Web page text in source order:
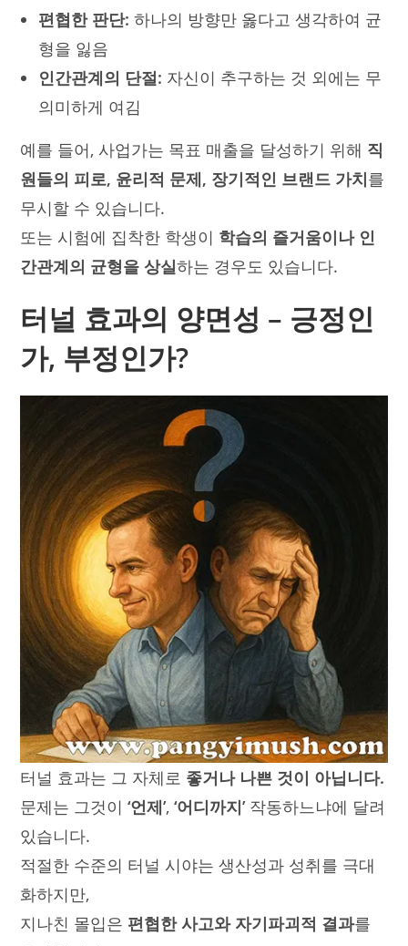
편협한 판단: 하나의 방향만 옳다고 생각하여 균
형을 잃음
인간관계의 단절: 자신이 추구하는 것 외에는 무
의미하게 여김
예를 들어, 사업가는 목표 매출을 달성하기 위해 직
원들의 피로, 윤리적 문제, 장기적인 브랜드 가치를
무시할 수 있습니다.
또는 시험에 집착한 학생이 학습의 즐거움이나 인
간관계의 균형을 상실하는 경우도 있습니다.
터널 효과의 양면성 – 긍정인
가, 부정인가?
터널 효과는 그 자체로 좋거나 나쁜 것이 아닙니다.
문제는 그것이‘언제’,‘어디까지’작동하느냐에 달려
있습니다.
적절한 수준의 터널 시야는 생산성과 성취를 극대
화하지만,
지나친 몰입은 편협한 사고와 자기파괴적 결과를